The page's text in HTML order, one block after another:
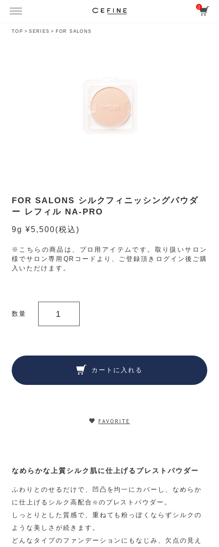
0
TOP > SERIES > FOR SALONS
FOR SALONS シルクフィニッシングパウダ
ー レフィル NA-PRO
9g ¥5,500(税込)
※こちらの商品は、プロ用アイテムです。取り扱いサロン
様でサロン専用QRコードより、ご登録頂きログイン後ご購
入いただけます。
数量
カートに入れる
FAVORITE
なめらかな上質シルク肌に仕上げるプレストパウダー
ふわりとのせるだけで、凹凸を均一にカバーし、なめらか
に仕上げるシルク高配合 ※ のプレストパウダー。
しっとりとした質感で、重ねても粉っぽくならずシルクの
ような美しさが続きます。
どんなタイプのファンデーションにもなじみ、欠点の見え